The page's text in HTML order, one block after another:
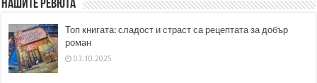
Нашите ревюта
Топ книгата: сладост и страст са рецептата за добър
роман
03.10.2025